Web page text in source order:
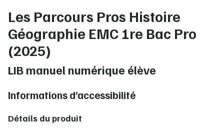
Les Parcours Pros Histoire
Géographie EMC 1re Bac Pro
(2025)
LIB manuel numérique élève
Informations d’accessibilité
Détails du produit